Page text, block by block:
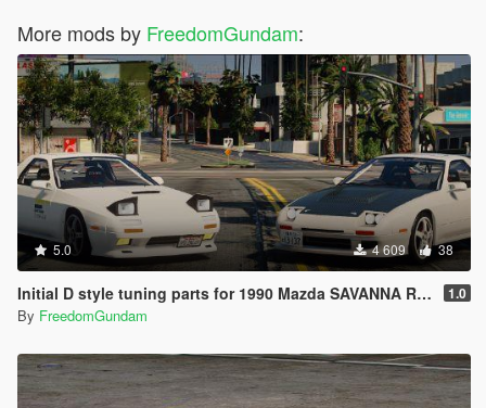
More mods by FreedomGundam:
5.0 4 609 38
Initial D style tuning parts for 1990 Mazda SAVANNA RX-7 ∞ III (FC3S) 1.0
By FreedomGundam